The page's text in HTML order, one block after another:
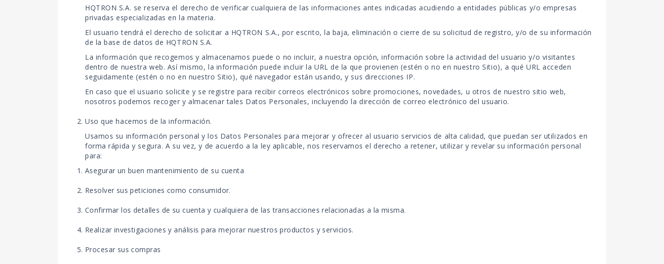
HQTRON S.A. se reserva el derecho de verificar cualquiera de las informaciones antes indicadas acudiendo a entidades públicas y/o empresas
privadas especializadas en la materia.
El usuario tendrá el derecho de solicitar a HQTRON S.A., por escrito, la baja, eliminación o cierre de su solicitud de registro, y/o de su información
de la base de datos de HQTRON S.A.
La información que recogemos y almacenamos puede o no incluir, a nuestra opción, información sobre la actividad del usuario y/o visitantes
dentro de nuestra web. Así mismo, la información puede incluir la URL de la que provienen (estén o no en nuestro Sitio), a qué URL acceden
seguidamente (estén o no en nuestro Sitio), qué navegador están usando, y sus direcciones IP.
En caso que el usuario solicite y se registre para recibir correos electrónicos sobre promociones, novedades, u otros de nuestro sitio web,
nosotros podemos recoger y almacenar tales Datos Personales, incluyendo la dirección de correo electrónico del usuario.
Uso que hacemos de la información.
Usamos su información personal y los Datos Personales para mejorar y ofrecer al usuario servicios de alta calidad, que puedan ser utilizados en
forma rápida y segura. A su vez, y de acuerdo a la ley aplicable, nos reservamos el derecho a retener, utilizar y revelar su información personal
para:
Asegurar un buen mantenimiento de su cuenta
Resolver sus peticiones como consumidor.
Confirmar los detalles de su cuenta y cualquiera de las transacciones relacionadas a la misma.
Realizar investigaciones y análisis para mejorar nuestros productos y servicios.
Procesar sus compras